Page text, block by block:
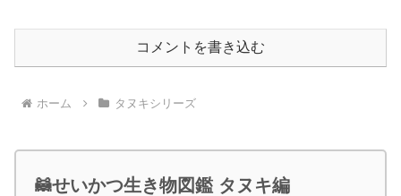
コメントを書き込む
ホーム タヌキシリーズ
🦝せいかつ生き物図鑑 タヌキ編